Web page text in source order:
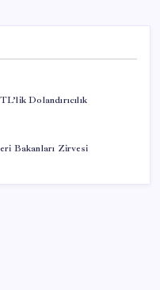
Dolandırıcılık
Bakanları Zirvesi